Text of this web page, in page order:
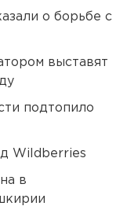
о борьбе с
выставят
подтопило
Wildberries
в